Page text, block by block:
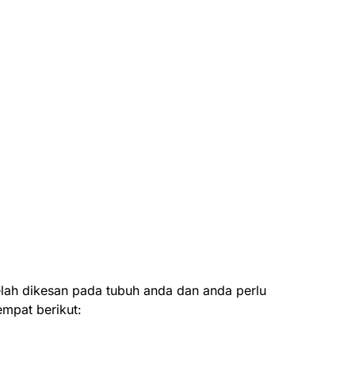
dikesan pada tubuh anda dan anda perlu
berikut: